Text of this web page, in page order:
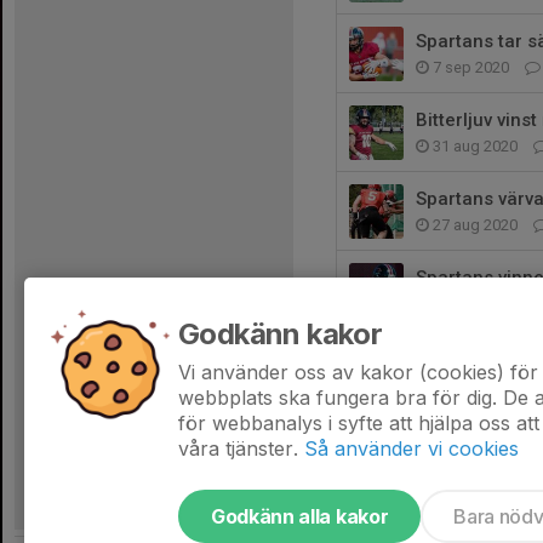
Spartans tar
7 sep 2020
Bitterljuv vinst
31 aug 2020
Spartans
27 aug 2020
Spartans
Spartans har
10 maj 2019
Godkänn kakor
Vi använder oss av kakor (cookies)
webbplats ska fungera bra för dig. De
för webbanalys i syfte att hjälpa oss
våra tjänster. Så använder vi cookies
Godkänn alla kakor Bara